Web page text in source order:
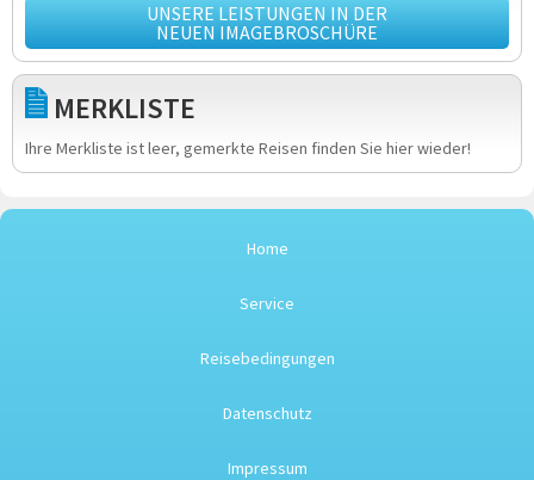
UNSERE LEISTUNGEN IN DER
NEUEN IMAGEBROSCHÜRE
MERKLISTE
Ihre Merkliste ist leer, gemerkte Reisen finden Sie hier wieder!
Home
Service
Reisebedingungen
Datenschutz
Impressum